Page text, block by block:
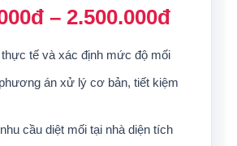
– 2.500.000đ
thực tế và xác định mức độ mối
án xử lý cơ bản, tiết kiệm
cầu diệt mối tại nhà diện tích